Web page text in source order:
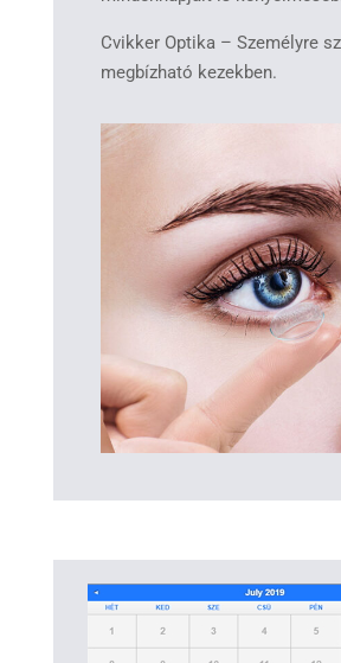
Cvikker Optika – Személyre
megbízható kezekben.